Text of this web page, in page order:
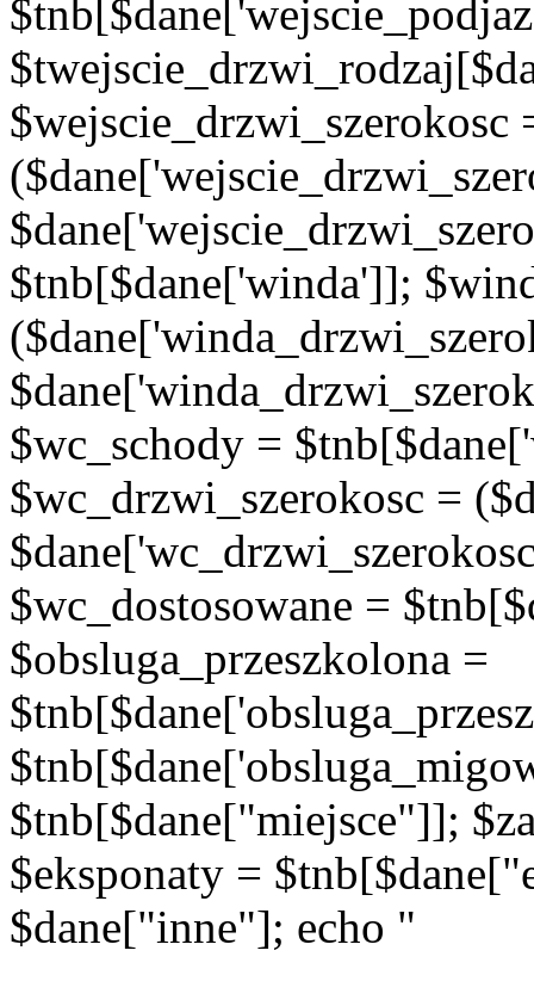
$wejscie_drzwi_szerokosc
$tnb[$dane['winda']];
$wc_schody =
$wc_drzwi_szerokosc =
$wc_dostosowane =
$obsluga_przeszkolona =
$tnb[$dane["miejsce"]];
$eksponaty =
$dane["inne"]; echo "